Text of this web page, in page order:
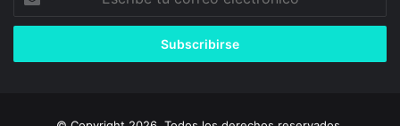
tu
correo